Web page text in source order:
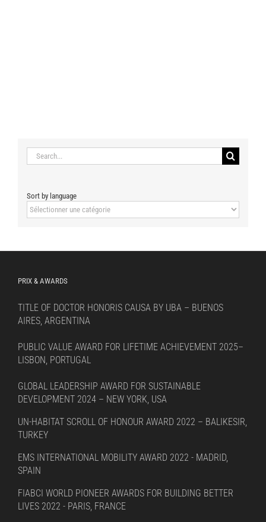
Search
for:
Sort by language
Sort
by
PRIX & AWARDS
TITLE OF DOCTOR HONORIS CAUSA BY UBA – BUENOS
AIRES, ARGENTINA
PUBLIC VALUE AWARD FOR LIFETIME ACHIEVEMENT 2025–
LISBON, PORTUGAL
GLOBAL LEADERSHIP AWARD FOR SUSTAINABLE
DEVELOPMENT 2024 – NEW YORK, USA
UN-HABITAT SCROLL OF HONOUR AWARD 2022 – BALIKESIR,
TURKEY
EMS INTERNATIONAL MOBILITY AWARD 2022 - MADRID,
SPAIN
FIABCI WORLD PIONEER AWARDS FOR BUILDING BETTER
LIVES 2022 - PARIS, FRANCE